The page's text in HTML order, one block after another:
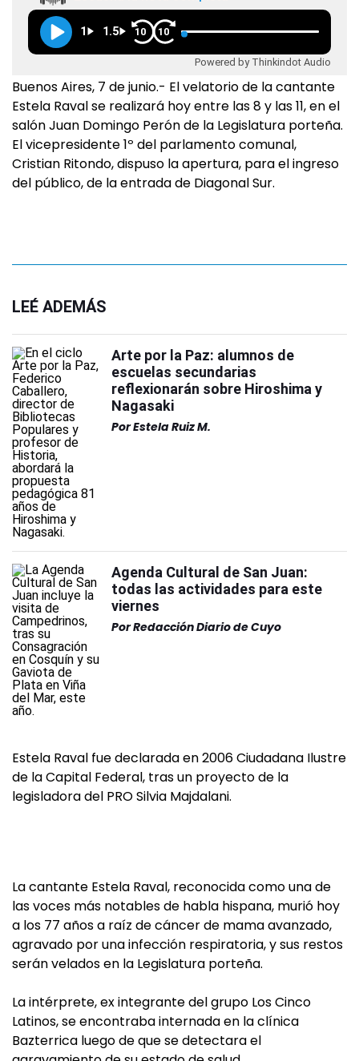
1 1.5 10 10
Powered by Thinkindot Audio
Buenos Aires, 7 de junio.- El velatorio de la cantante
Estela Raval se realizará hoy entre las 8 y las 11, en el
salón Juan Domingo Perón de la Legislatura porteña.
El vicepresidente 1º del parlamento comunal,
Cristian Ritondo, dispuso la apertura, para el ingreso
del público, de la entrada de Diagonal Sur.
LEÉ ADEMÁS
Arte por la Paz: alumnos de
escuelas secundarias
reflexionarán sobre Hiroshima y
Nagasaki
PorEstela Ruiz M.
Agenda Cultural de San Juan:
todas las actividades para este
viernes
PorRedacción Diario de Cuyo
Estela Raval fue declarada en 2006 Ciudadana Ilustre
de la Capital Federal, tras un proyecto de la
legisladora del PRO Silvia Majdalani.
La cantante Estela Raval, reconocida como una de
las voces más notables de habla hispana, murió hoy
a los 77 años a raíz de cáncer de mama avanzado,
agravado por una infección respiratoria, y sus restos
serán velados en la Legislatura porteña.
La intérprete, ex integrante del grupo Los Cinco
Latinos, se encontraba internada en la clínica
Bazterrica luego de que se detectara el